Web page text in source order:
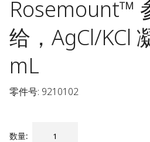
Rosemount™
给，AgCl/KCl
mL
零件号: 9210102
数量: